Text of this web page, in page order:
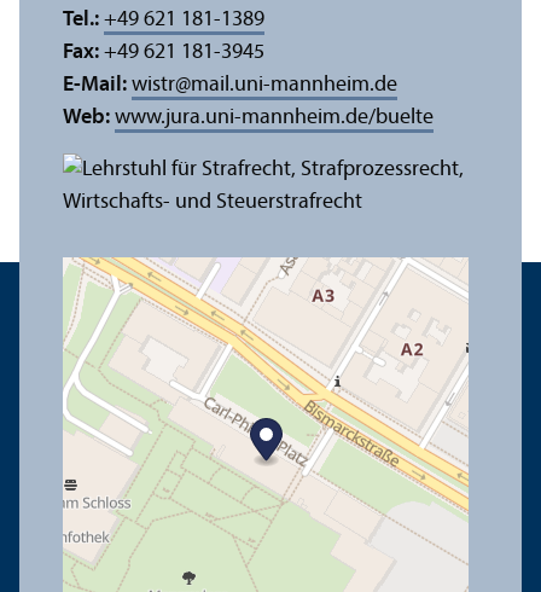
Tel.: +49 621 181-1389
Fax: +49 621 181-3945
E-Mail: wistr@mail.uni-mannheim.de
Web: www.jura.uni-mannheim.de/buelte